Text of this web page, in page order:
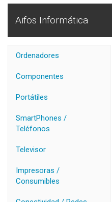
Aifos Informática
Ordenadores
Componentes
Portátiles
SmartPhones /
Teléfonos
Televisor
Impresoras /
Consumibles